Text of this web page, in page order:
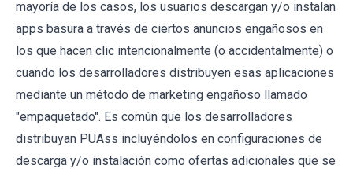
mayoría de los casos, los usuarios descargan y/o instalan
apps basura a través de ciertos anuncios engañosos en
los que hacen clic intencionalmente (o accidentalmente) o
cuando los desarrolladores distribuyen esas aplicaciones
mediante un método de marketing engañoso llamado
"empaquetado". Es común que los desarrolladores
distribuyan PUAss incluyéndolos en configuraciones de
descarga y/o instalación como ofertas adicionales que se